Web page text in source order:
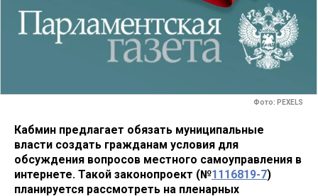
Фото: PEXELS
Кабмин предлагает обязать муниципальные
власти создать гражданам условия для
обсуждения вопросов местного самоуправления в
интернете. Такой законопроект (№1116819-7)
планируется рассмотреть на пленарных